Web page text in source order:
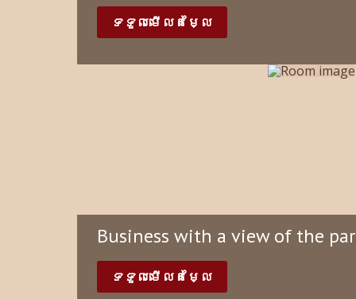
ទទួលមើលតម្លៃ
Business with a view of the
ទទួលមើលតម្លៃ